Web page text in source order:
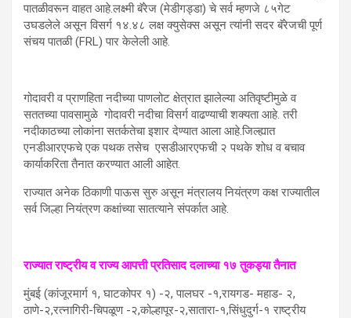
पातळीवरून वाहत आहे.लक्ष्मी बॅरेज (मेडीगड्डा) चे सर्व म्हणजे ८५गेट
उघडलेले असून विसर्ग १४.४८ लक्ष क्युसेक्स असून त्यांनी सदर बॅरेजची पूर्ण
संचय पातळी (FRL) पार केलेली आहे.
गोदावरी व प्राणहिता नदीच्या पाणलोट क्षेत्रात झालेल्या अतिवृष्टीमुळे व
सततच्या पावसामुळे गोदावरी नदीचा विसर्ग वाढण्याची शक्यता आहे. तरी
नदीकाठच्या लोकांना सतर्कतेचा इशार देण्यात आला आहे.जिल्ह्यात
एनडीआरएफचे एक पथक तसेच एसडीआरएफची २ पथके शोध व बचाव
कार्याकरिता तैनात करण्यात आली आहेत.
राज्यात अनेक ठिकाणी पाऊस सुरु असून मंत्रालय नियंत्रण कक्ष राज्यातील
सर्व जिल्हा नियंत्रण कक्षांच्या सातत्याने संपर्कात आहे.
राज्यात राष्ट्रीय व राज्य आपत्ती प्रतिसाद दलाच्या १७ तुकड्या तैनात
मुंबई (कांजूरमार्ग १, घाटकोपर १) -२, पालघर -१,रायगड- महाड- २,
ठाणे-२,रत्नागिरी-चिपळूण -२,कोल्हापूर-२,सातारा-१,सिंधुदुर्ग-१ राष्ट्रीय